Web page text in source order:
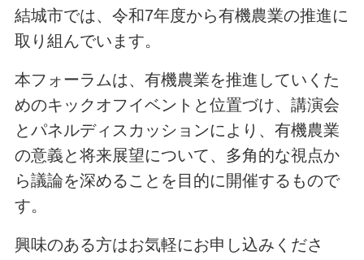
結城市では、令和7年度から有機農業の推進に
取り組んでいます。
本フォーラムは、有機農業を推進していくた
めのキックオフイベントと位置づけ、講演会
とパネルディスカッションにより、有機農業
の意義と将来展望について、多角的な視点か
ら議論を深めることを目的に開催するもので
す。
興味のある方はお気軽にお申し込みくださ